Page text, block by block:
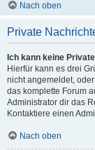
Nach oben
Private
Ich kann keine
Hierfür kann es drei
nicht angemeldet,
das komplette Forum
Administrator dir das
Kontaktiere einen
Nach oben